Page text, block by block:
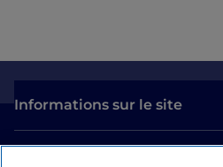
Informations sur le site